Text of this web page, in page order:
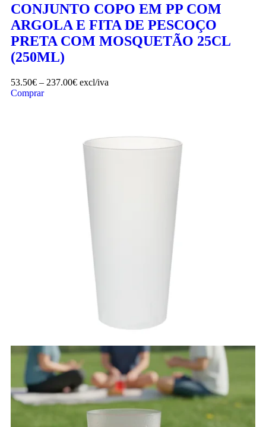
CONJUNTO COPO EM PP COM
ARGOLA E FITA DE PESCOÇO
PRETA COM MOSQUETÃO 25CL
(250ML)
53.50€ – 237.00€ excl/iva
Comprar